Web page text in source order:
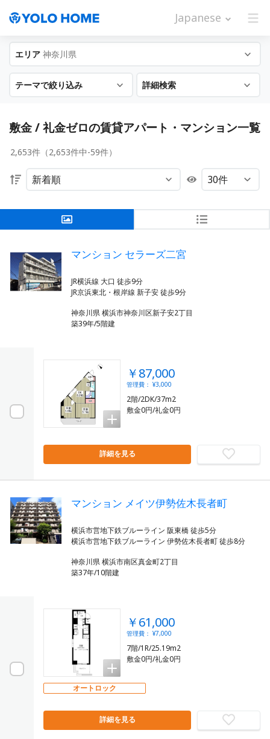
Japanese
エリア 神奈川県
テーマで絞り込み 詳細検索
敷金 / 礼金ゼロの賃貸アパート・マンション一覧
2,653件（2,653件中-59件）
マンション セラーズ二宮
JR横浜線 大口 徒歩9分
神奈川県 横浜市神奈川区新子安2丁目
築39年/5階建
￥87,000
管理費： ¥3,000
2階/2DK/37m2
敷金0円/礼金0円
詳細を見る
マンション メイツ伊勢佐木長者町
横浜市営地下鉄ブルーライン 阪東橋 徒歩5分
神奈川県 横浜市南区真金町2丁目
築37年/10階建
￥61,000
管理費： ¥7,000
7階/1R/25.19m2
敷金0円/礼金0円
オートロック
詳細を見る